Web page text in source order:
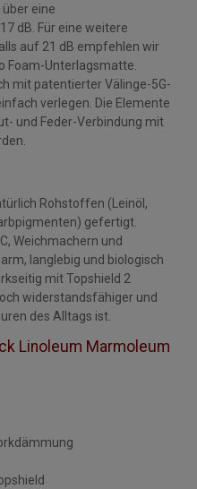
eine
dB. Für eine weitere
auf 21 dB empfehlen wir
Foam-Unterlagsmatte.
mit patentierter Välinge-5G-
verlegen. Die Elemente
und Feder-Verbindung mit
Rohstoffen (Leinöl,
gefertigt.
Weichmachern und
langlebig und biologisch
mit Topshield 2
widerstandsfähiger und
des Alltags ist.
Linoleum Marmoleum